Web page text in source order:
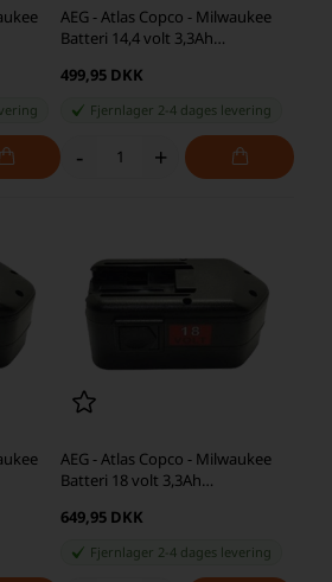
AEG - Atlas Copco - Milwaukee
Batteri 14,4 volt 3,3Ah
499,95 DKK
Fjernlager 2-4 dages levering
- +
AEG - Atlas Copco - Milwaukee
Batteri 18 volt 3,3Ah
649,95 DKK
Fjernlager 2-4 dages levering